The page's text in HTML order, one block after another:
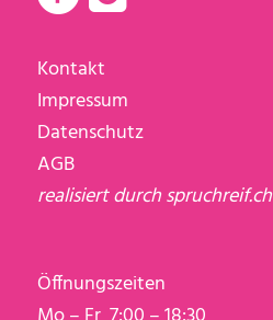
Kontakt
Impressum
Datenschutz
AGB
realisiert durchspruchreif.ch
Öffnungszeiten